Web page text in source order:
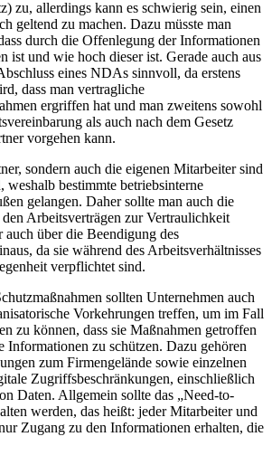
zu, allerdings kann es schwierig sein, einen
geltend zu machen. Dazu müsste man
durch die Offenlegung der Informationen
ist und wie hoch dieser ist. Gerade auch aus
eines NDAs sinnvoll, da erstens
dass man vertragliche
ergriffen hat und man zweitens sowohl
als auch nach dem Gesetz
vorgehen kann.
sondern auch die eigenen Mitarbeiter sind
weshalb bestimmte betriebsinterne
gelangen. Daher sollte man auch die
Arbeitsverträgen zur Vertraulichkeit
über die Beendigung des
da sie während des Arbeitsverhältnisses
verpflichtet sind.
sollten Unternehmen auch
Vorkehrungen treffen, um im Fall
zu können, dass sie Maßnahmen getroffen
Informationen zu schützen. Dazu gehören
zum Firmengelände sowie einzelnen
Zugriffsbeschränkungen, einschließlich
Daten. Allgemein sollte das „Need-to-
werden, das heißt: jeder Mitarbeiter und
Zugang zu den Informationen erhalten, die